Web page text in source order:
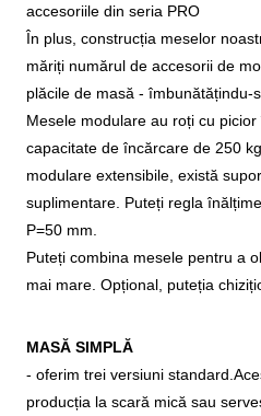
accesoriile din seria PRO
În plus, construcția meselor
măriți numărul de accesorii de
plăcile de masă - îmbunătățindu-
Mesele modulare au roți cu
capacitate de încărcare de 250
modulare extensibile, există
suplimentare. Puteți regla
P=50 mm.
Puteți combina mesele pentru a
mai mare. Opțional, puteția
MASĂ SIMPLĂ
- oferim trei versiuni
producția la scară mică sau